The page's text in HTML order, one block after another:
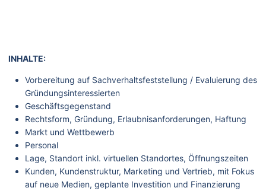
INHALTE:
Vorbereitung auf Sachverhaltsfeststellung / Evaluierung des
Gründungsinteressierten
Geschäftsgegenstand
Rechtsform, Gründung, Erlaubnisanforderungen, Haftung
Markt und Wettbewerb
Personal
Lage, Standort inkl. virtuellen Standortes, Öffnungszeiten
Kunden, Kundenstruktur, Marketing und Vertrieb, mit Fokus
auf neue Medien, geplante Investition und Finanzierung